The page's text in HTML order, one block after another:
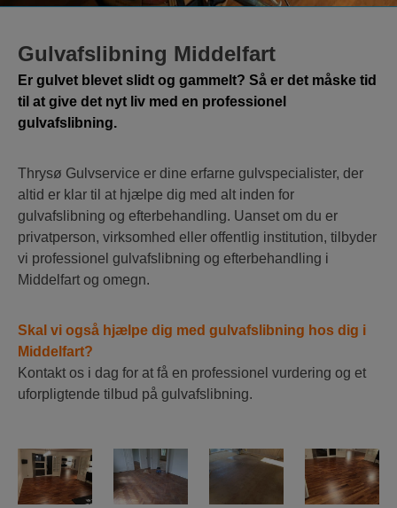
Gulvafslibning Middelfart
Er gulvet blevet slidt og gammelt? Så er det måske tid
til at give det nyt liv med en professionel
gulvafslibning.
Thrysø Gulvservice er dine erfarne gulvspecialister, der
altid er klar til at hjælpe dig med alt inden for
gulvafslibning og efterbehandling. Uanset om du er
privatperson, virksomhed eller offentlig institution, tilbyder
vi professionel gulvafslibning og efterbehandling i
Middelfart og omegn.
Skal vi også hjælpe dig med gulvafslibning hos dig i
Middelfart?
Kontakt os i dag for at få en professionel vurdering og et
uforpligtende tilbud på gulvafslibning.